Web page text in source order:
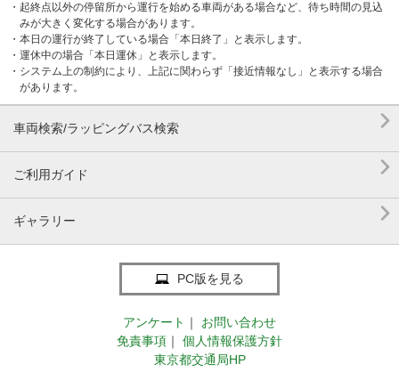
・起終点以外の停留所から運行を始める車両がある場合など、待ち時間の見込
みが大きく変化する場合があります。
・本日の運行が終了している場合「本日終了」と表示します。
・運休中の場合「本日運休」と表示します。
・システム上の制約により、上記に関わらず「接近情報なし」と表示する場合
があります。
車両検索/ラッピングバス検索 
ご利用ガイド 
ギャラリー 
PC版を見る
アンケート ｜
お問い合わせ
免責事項 ｜
個人情報保護方針
東京都交通局HP